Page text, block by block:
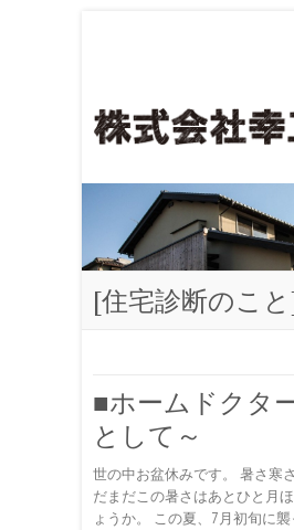
[住宅診断のこ
■ホームドクタ
として～
世の中お盆休みです。 暑さ寒
だまだこの暑さはあとひと月
ょうか。 この夏、7月初旬に